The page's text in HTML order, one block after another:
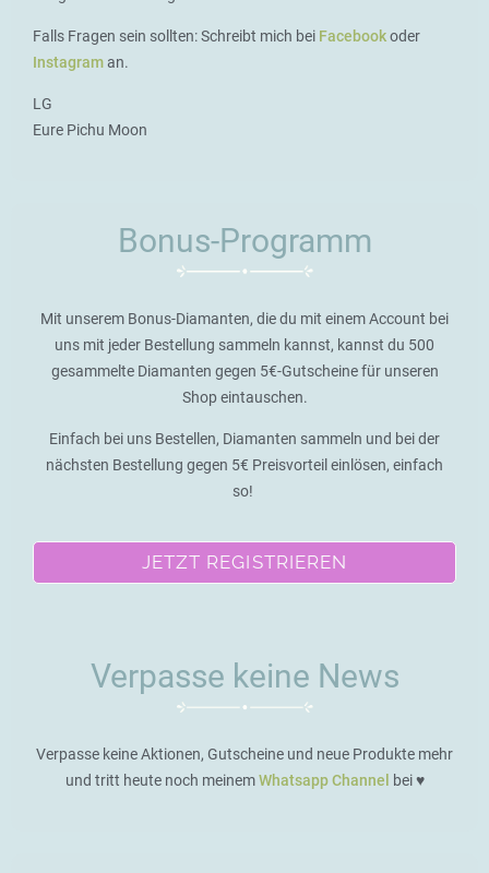
Falls Fragen sein sollten: Schreibt mich bei Facebookoder
Instagraman.
LG
Eure Pichu Moon
Bonus-Programm
Mit unserem Bonus-Diamanten, die du mit einem Account bei
uns mit jeder Bestellung sammeln kannst, kannst du 500
gesammelte Diamanten gegen 5€-Gutscheine für unseren
Shop eintauschen.
Einfach bei uns Bestellen, Diamanten sammeln und bei der
nächsten Bestellung gegen 5€ Preisvorteil einlösen, einfach
so!
JETZT REGISTRIEREN
Verpasse keine News
Verpasse keine Aktionen, Gutscheine und neue Produkte mehr
und tritt heute noch meinemWhatsapp Channel bei ♥️